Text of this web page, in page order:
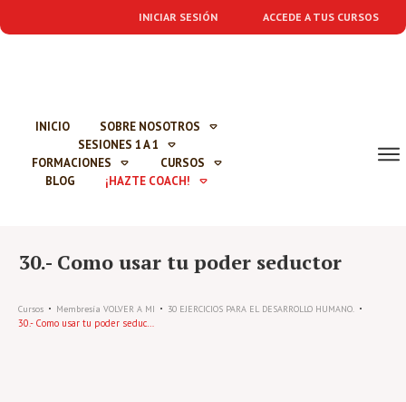
INICIAR SESIÓN ACCEDE A TUS CURSOS
INICIO
SOBRE NOSOTROS
SESIONES 1 A 1
FORMACIONES
CURSOS
BLOG
¡HAZTE COACH!
30.- Como usar tu poder seductor
Cursos Membresía VOLVER A MI 30 EJERCICIOS PARA EL DESARROLLO HUMANO.